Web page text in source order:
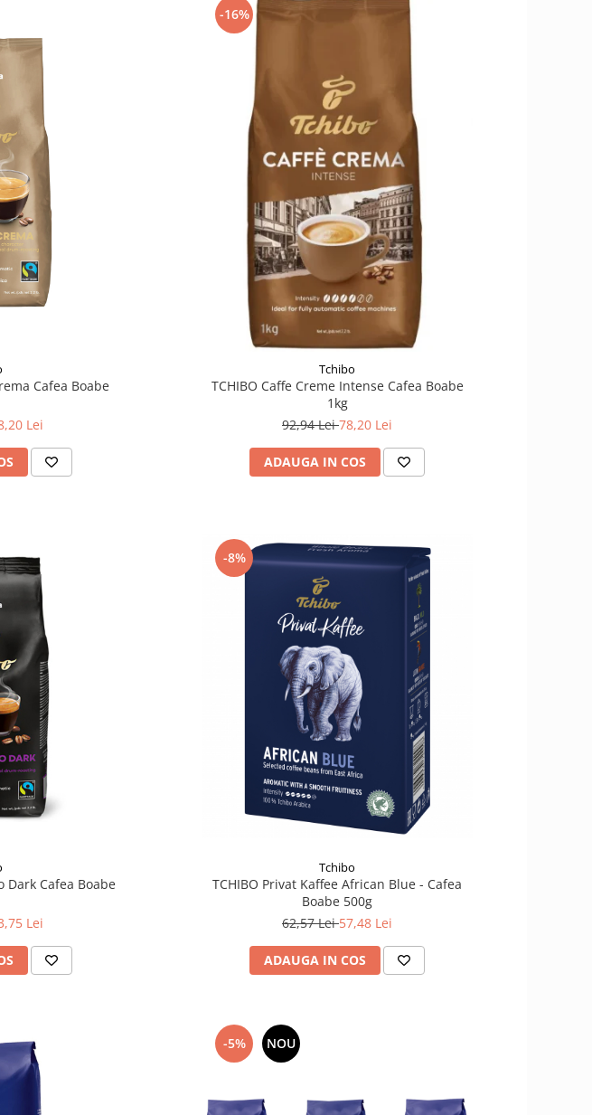
Cafea Boabe
Lei
-16%
Tchibo
TCHIBO Caffe Creme Intense Cafea Boabe
1kg
92,94 Lei78,20 Lei
ADAUGA IN COS
Dark Cafea Boabe
Lei
-8%
Tchibo
TCHIBO Privat Kaffee African Blue - Cafea
Boabe 500g
62,57 Lei57,48 Lei
ADAUGA IN COS
-5% NOU